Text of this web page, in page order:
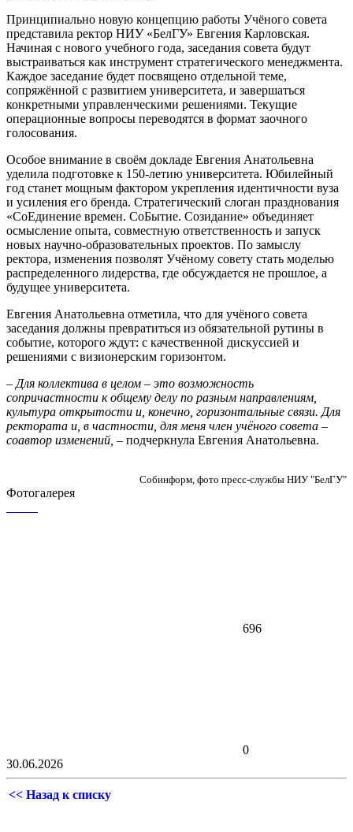
Принципиально новую концепцию работы Учёного совета
представила ректор НИУ «БелГУ» Евгения Карловская.
Начиная с нового учебного года, заседания совета будут
выстраиваться как инструмент стратегического менеджмента.
Каждое заседание будет посвящено отдельной теме,
сопряжённой с развитием университета, и завершаться
конкретными управленческими решениями. Текущие
операционные вопросы переводятся в формат заочного
голосования.
Особое внимание в своём докладе Евгения Анатольевна
уделила подготовке к 150-летию университета. Юбилейный
год станет мощным фактором укрепления идентичности вуза
и усиления его бренда. Стратегический слоган празднования
«СоЕдинение времен. СоБытие. Созидание» объединяет
осмысление опыта, совместную ответственность и запуск
новых научно-образовательных проектов. По замыслу
ректора, изменения позволят Учёному совету стать моделью
распределенного лидерства, где обсуждается не прошлое, а
будущее университета.
Евгения Анатольевна отметила, что для учёного совета
заседания должны превратиться из обязательной рутины в
событие, которого ждут: с качественной дискуссией и
решениями с визионерским горизонтом.
– Для коллектива в целом – это возможность
сопричастности к общему делу по разным направлениям,
культура открытости и, конечно, горизонтальные связи. Для
ректората и, в частности, для меня член учёного совета –
соавтор изменений, – подчеркнула Евгения Анатольевна.
Собинформ, фото пресс-службы НИУ "БелГУ"
Фотогалерея
696
0
30.06.2026
<< Назад к списку